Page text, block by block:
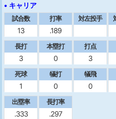
• キャリア
試合数
13
打率
.189
対左投手
長打
3
本塁打
0
打点
3
死球
1
犠打
0
犠飛
0
出塁率
.333
長打率
.297